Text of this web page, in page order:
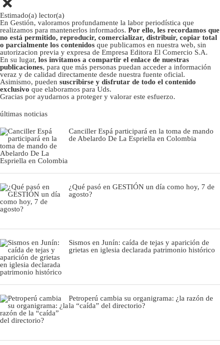
Estimado(a) lector(a)
En Gestión, valoramos profundamente la labor periodística que
realizamos para mantenerlos informados. Por ello, les recordamos que
no está permitido, reproducir, comercializar, distribuir, copiar total
o parcialmente los contenidos que publicamos en nuestra web, sin
autorizacion previa y expresa de Empresa Editora El Comercio S.A.
En su lugar, los invitamos a compartir el enlace de nuestras
publicaciones, para que más personas puedan acceder a información
veraz y de calidad directamente desde nuestra fuente oficial.
Asimismo, pueden suscribirse y disfrutar de todo el contenido
exclusivo que elaboramos para Uds.
Gracias por ayudarnos a proteger y valorar este esfuerzo.
últimas noticias
Canciller Espá participará en la toma de mando
de Abelardo De La Espriella en Colombia
¿Qué pasó en GESTIÓN un día como hoy, 7 de
agosto?
Sismos en Junín: caída de tejas y aparición de
grietas en iglesia declarada patrimonio histórico
Petroperú cambia su organigrama: ¿la razón de
la “caída” del directorio?